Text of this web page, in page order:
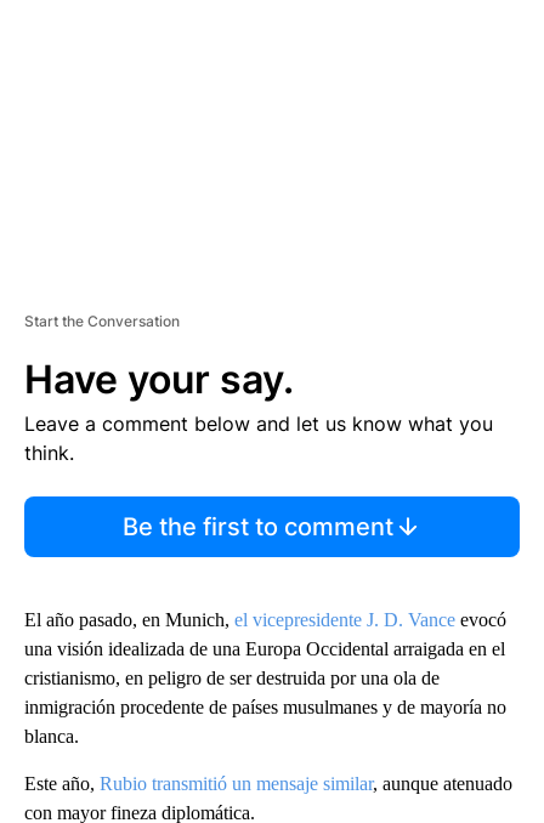
Start the Conversation
Have your say.
Leave a comment below and let us know what you
think.
Be the first to comment
El año pasado, en Munich, el vicepresidente J. D. Vance evocó
una visión idealizada de una Europa Occidental arraigada en el
cristianismo, en peligro de ser destruida por una ola de
inmigración procedente de países musulmanes y de mayoría no
blanca.
Este año, Rubio transmitió un mensaje similar, aunque atenuado
con mayor fineza diplomática.